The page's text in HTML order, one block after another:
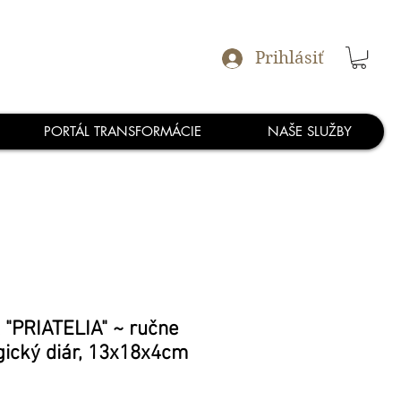
Prihlásiť
PORTÁL TRANSFORMÁCIE NAŠE SLUŽBY
"PRIATELIA" ~ ručne
diár, 13x18x4cm